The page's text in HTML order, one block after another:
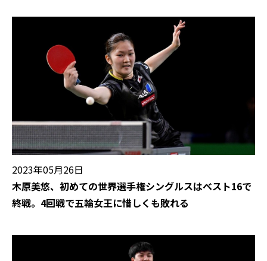
2023年05月26日
木原美悠、初めての世界選手権シングルスはベスト16で
終戦。4回戦で五輪女王に惜しくも敗れる